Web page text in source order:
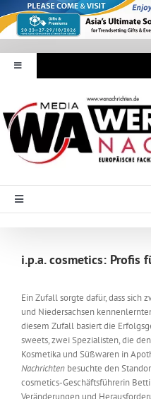
Inhalt
springen
Toggle
Navigation
Werbeartikel Nachrichten
E-Paper
WA Media
Toggle
Messen & Events
Unternehmen
i.p.a. cosmetics: Profis
Ein Zufall sorgte dafür, dass sich
und Niedersachsen
diesem Zufall basiert die
sweets, zwei Spezialisten, die
Kosmetika und Süßwaren in
Nachrichten besuchte den
cosmetics-Geschäftsführerin